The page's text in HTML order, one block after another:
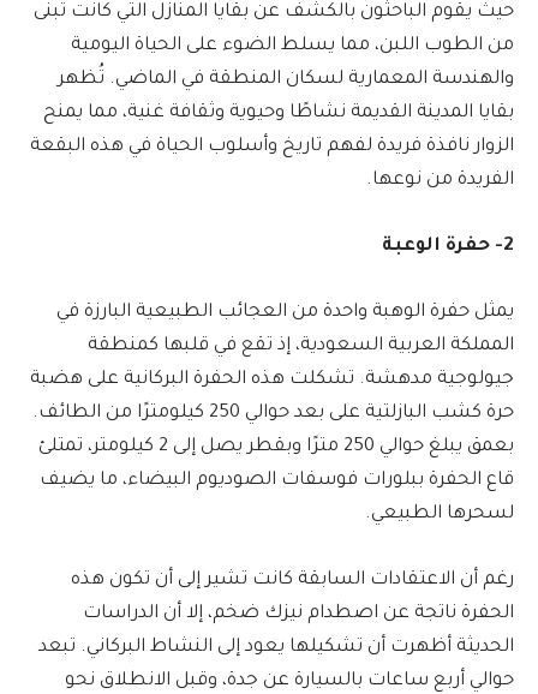
حيث يقوم الباحثون بالكشف عن بقايا المنازل التي كانت تبنى
من الطوب اللبن، مما يسلط الضوء على الحياة اليومية
والهندسة المعمارية لسكان المنطقة في الماضي. تُظهر
بقايا المدينة القديمة نشاطًا وحيوية وثقافة غنية، مما يمنح
الزوار نافذة فريدة لفهم تاريخ وأسلوب الحياة في هذه البقعة
الفريدة من نوعها.
2- حفرة الوعبة
يمثل حفرة الوهبة واحدة من العجائب الطبيعية البارزة في
المملكة العربية السعودية، إذ تقع في قلبها كمنطقة
جيولوجية مدهشة. تشكلت هذه الحفرة البركانية على هضبة
حرة كشب البازلتية على بعد حوالي 250 كيلومترًا من الطائف.
بعمق يبلغ حوالي 250 مترًا وبقطر يصل إلى 2 كيلومتر، تمتلئ
قاع الحفرة ببلورات فوسفات الصوديوم البيضاء، ما يضيف
لسحرها الطبيعي.
رغم أن الاعتقادات السابقة كانت تشير إلى أن تكون هذه
الحفرة ناتجة عن اصطدام نيزك ضخم، إلا أن الدراسات
الحديثة أظهرت أن تشكيلها يعود إلى النشاط البركاني. تبعد
حوالي أربع ساعات بالسيارة عن جدة، وقبل الانطلاق نحو